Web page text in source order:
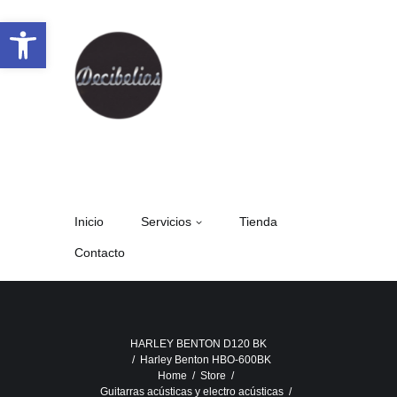
Inicio Servicios Tienda
Contacto
HARLEY BENTON D120 BK
Harley Benton HBO-600BK
Home
Store
Guitarras acústicas y electro acústicas
Abrir barra de herramientas